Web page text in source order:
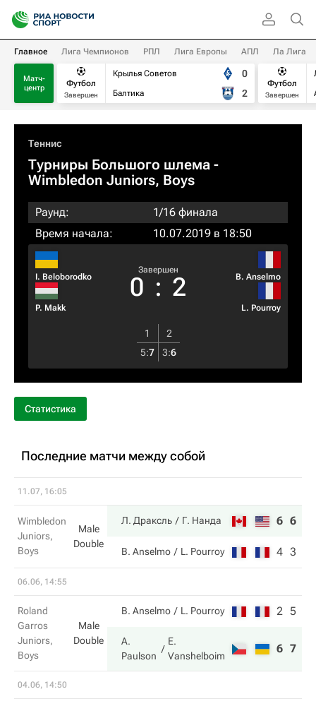
Главное Лига Чемпионов РПЛ Лига Европы АПЛ Ла Лига
Матч-
центр
Футбол
Завершен
Крылья Советов
Балтика
0
2
Футбол
Завершен
Теннис
Турниры Большого шлема -
Wimbledon Juniors, Boys
Раунд:
1/16 финала
Время начала:
10.07.2019 в 18:50
I. Beloborodko
P. Makk
Завершен
0 : 2 B. Anselmo
L. Pourroy
1
2
5:7 3:6
Статистика
Последние матчи между собой
11.07, 16:05
Wimbledon
Juniors,
Boys
Male
Double
Л. Драксль Г. Нанда 6 6
B. Anselmo L. Pourroy 4 3
06.06, 14:55
Roland
Garros
Juniors,
Boys
Male
Double
B. Anselmo L. Pourroy 2 5
A.
Paulson
E.
Vanshelboim
6 7
04.06, 14:50